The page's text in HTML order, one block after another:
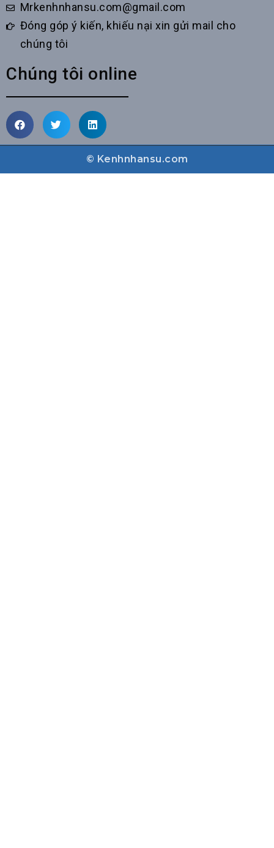
Mrkenhnhansu.com@gmail.com
Đóng góp ý kiến, khiếu nại xin gửi mail cho
chúng tôi
Chúng tôi online
© Kenhnhansu.com